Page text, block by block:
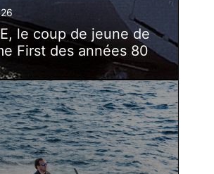
le coup de jeune de
First des années 80